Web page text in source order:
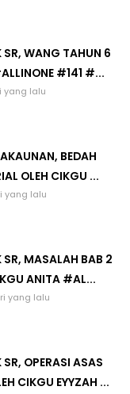
WANG TAHUN 6
#141 #...
yang lalu
BEDAH
OLEH CIKGU ...
yang lalu
MASALAH BAB 2
ANITA #AL...
yang lalu
OPERASI ASAS
CIKGU EYYZAH ...